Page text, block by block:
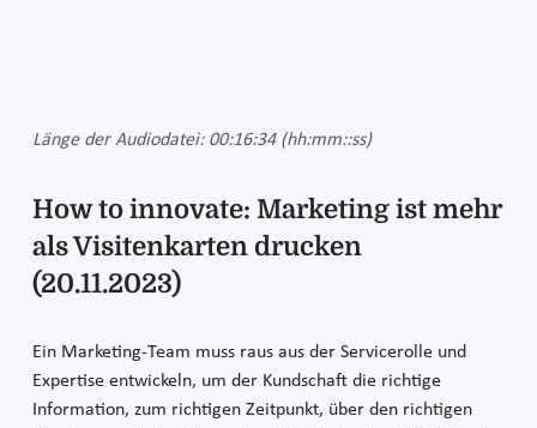
Länge der Audiodatei: 00:16:34 (hh:mm::ss)
How to innovate: Marketing ist mehr
als Visitenkarten drucken
(20.11.2023)
Ein Marketing-Team muss raus aus der Servicerolle und
Expertise entwickeln, um der Kundschaft die richtige
Information, zum richtigen Zeitpunkt, über den richtigen